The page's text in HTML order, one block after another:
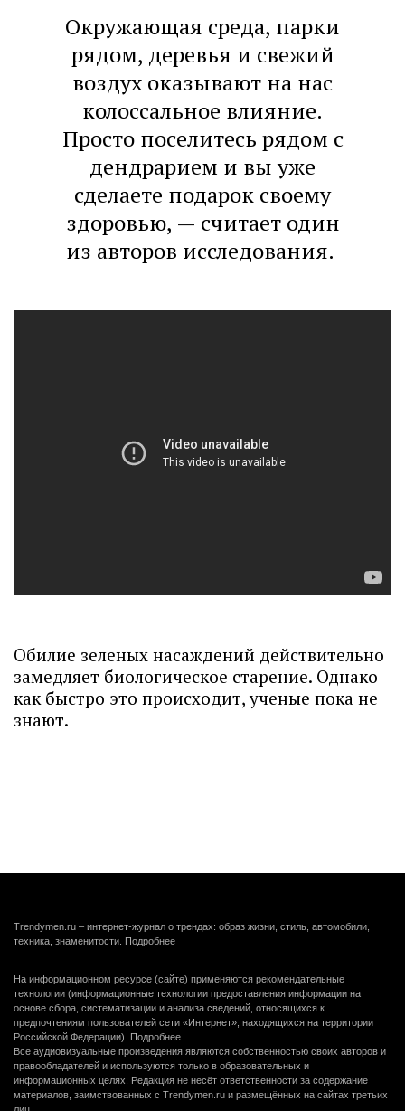
Окружающая среда, парки
рядом, деревья и свежий
воздух оказывают на нас
колоссальное влияние.
Просто поселитесь рядом с
дендрарием и вы уже
сделаете подарок своему
здоровью, — считает один
из авторов исследования.
Обилие зеленых насаждений действительно
замедляет биологическое старение. Однако
как быстро это происходит, ученые пока не
знают.
Trendymen.ru – интернет-журнал о трендах: образ жизни, стиль, автомобили,
техника, знаменитости. Подробнее
На информационном ресурсе (сайте) применяются рекомендательные
технологии (информационные технологии предоставления информации на
основе сбора, систематизации и анализа сведений, относящихся к
предпочтениям пользователей сети «Интернет», находящихся на территории
Российской Федерации). Подробнее
Все аудиовизуальные произведения являются собственностью своих авторов и
правообладателей и используются только в образовательных и
информационных целях. Редакция не несёт ответственности за содержание
материалов, заимствованных с Trendymen.ru и размещённых на сайтах третьих